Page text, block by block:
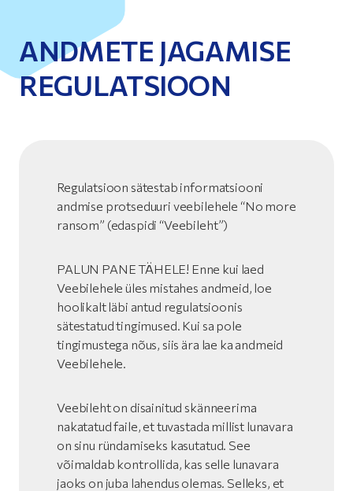
ANDMETE JAGAMISE
REGULATSIOON
Regulatsioon sätestab informatsiooni
andmise protseduuri veebilehele “No more
ransom” (edaspidi “Veebileht”)
PALUN PANE TÄHELE! Enne kui laed
Veebilehele üles mistahes andmeid, loe
hoolikalt läbi antud regulatsioonis
sätestatud tingimused. Kui sa pole
tingimustega nõus, siis ära lae ka andmeid
Veebilehele.
Veebileht on disainitud skänneerima
nakatatud faile, et tuvastada millist lunavara
on sinu ründamiseks kasutatud. See
võimaldab kontrollida, kas selle lunavara
jaoks on juba lahendus olemas. Selleks, et